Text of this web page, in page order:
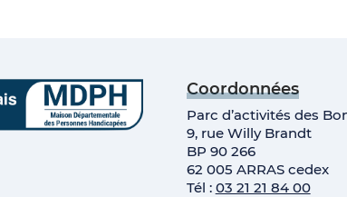
Coordonnées
Parc d’activités des
9, rue Willy Brandt
BP 90 266
62 005 ARRAS cedex
Tél : 03 21 21 84 00